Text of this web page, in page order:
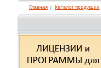
Главная Каталог продукции